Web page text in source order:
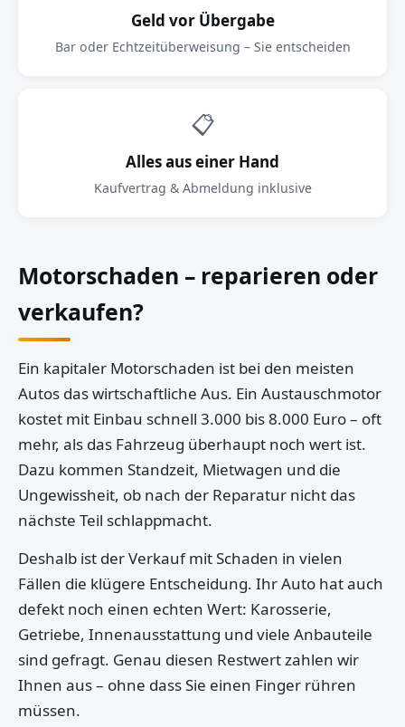
Geld vor Übergabe
Bar oder Echtzeitüberweisung – Sie entscheiden
📋
Alles aus einer Hand
Kaufvertrag & Abmeldung inklusive
Motorschaden – reparieren oder
verkaufen?
Ein kapitaler Motorschaden ist bei den meisten
Autos das wirtschaftliche Aus. Ein Austauschmotor
kostet mit Einbau schnell 3.000 bis 8.000 Euro – oft
mehr, als das Fahrzeug überhaupt noch wert ist.
Dazu kommen Standzeit, Mietwagen und die
Ungewissheit, ob nach der Reparatur nicht das
nächste Teil schlappmacht.
Deshalb ist der Verkauf mit Schaden in vielen
Fällen die klügere Entscheidung. Ihr Auto hat auch
defekt noch einen echten Wert: Karosserie,
Getriebe, Innenausstattung und viele Anbauteile
sind gefragt. Genau diesen Restwert zahlen wir
Ihnen aus – ohne dass Sie einen Finger rühren
müssen.